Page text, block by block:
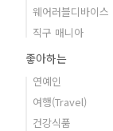
웨어러블디바이스
직구 매니아
좋아하는
연예인
여행(Travel)
건강식품